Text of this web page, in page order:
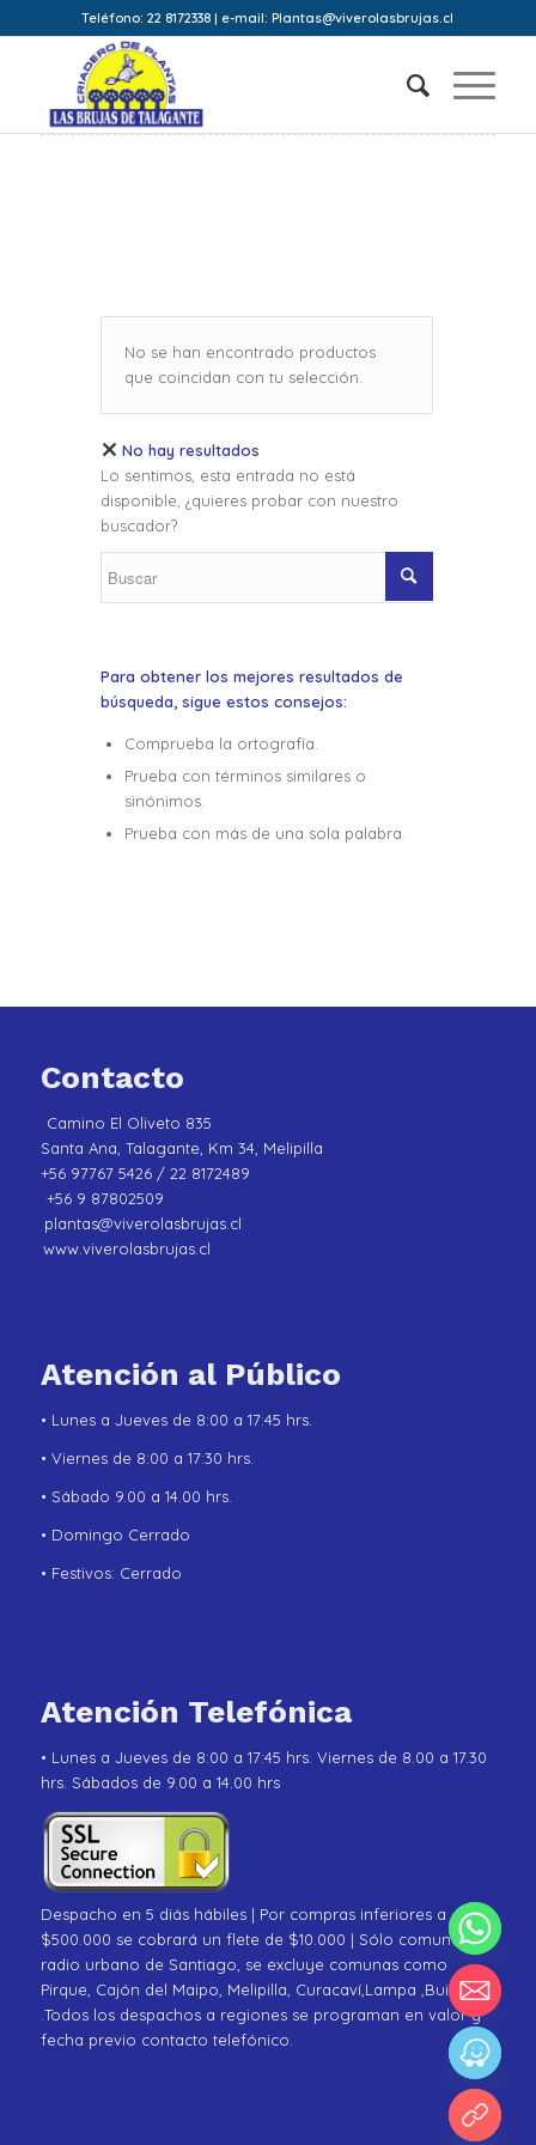
Teléfono: 22 8172338 | e-mail: Plantas@viverolasbrujas.cl
No se han encontrado productos
que coincidan con tu selección.
No hay resultados
Lo sentimos, esta entrada no está
disponible, ¿quieres probar con nuestro
buscador?
Para obtener los mejores resultados de
búsqueda, sigue estos consejos:
Comprueba la ortografía.
Prueba con términos similares o
sinónimos.
Prueba con más de una sola palabra.
Contacto
Camino El Oliveto 835
Santa Ana, Talagante, Km 34, Melipilla
+56 97767 5426 / 22 8172489
+56 9 87802509
plantas@viverolasbrujas.cl
www.viverolasbrujas.cl
Atención al Público
• Lunes a Jueves de 8:00 a 17:45 hrs.
• Viernes de 8:00 a 17:30 hrs.
• Sábado 9.00 a 14.00 hrs.
• Domingo Cerrado
• Festivos: Cerrado
Atención Telefónica
• Lunes a Jueves de 8:00 a 17:45 hrs. Viernes de 8.00 a 17.30
hrs. Sábados de 9.00 a 14.00 hrs
Despacho en 5 diás hábiles | Por compras inferiores a
$500.000 se cobrará un flete de $10.000 | Sólo comunas de
radio urbano de Santiago, se excluye comunas como
Pirque, Cajón del Maipo, Melipilla, Curacaví,Lampa ,Buin
.Todos los despachos a regiones se programan en valor y
fecha previo contacto telefónico.
chaty